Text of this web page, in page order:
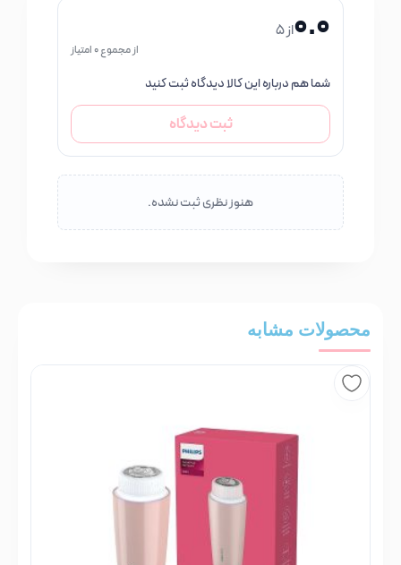
0.0از 5
از مجموع 0 امتیاز
شما هم درباره این کالا دیدگاه ثبت کنید
ثبت دیدگاه
هنوز نظری ثبت نشده.
محصولات مشابه